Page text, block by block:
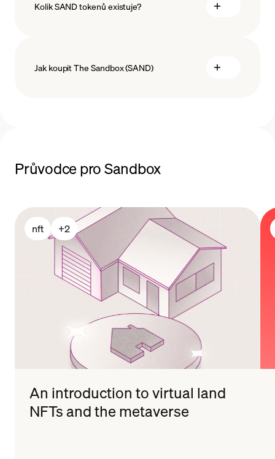
Kolik SAND tokenů existuje?
Jak koupit The Sandbox (SAND)
platební metody
Průvodce pro Sandbox
nft +2
An introduction to virtual land
NFTs and the metaverse